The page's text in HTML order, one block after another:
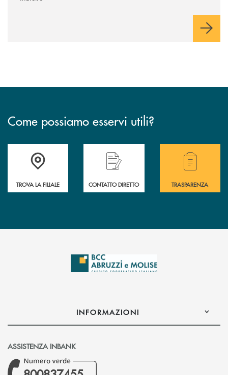
Come possiamo esservi utili?
Accedi all' elenco completo delle filiali .
TROVA LA FILIALE CONTATTO DIRETTO
Hai bisogno di
TRASPARENZA
INFORMAZIONI
ASSISTENZA INBANK